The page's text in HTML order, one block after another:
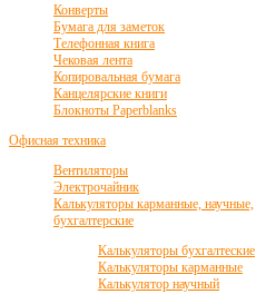
Конверты
Бумага для заметок
Телефонная книга
Чековая лента
Копировальная бумага
Канцелярские книги
Блокноты Paperblanks
Офисная техника
Вентиляторы
Электрочайник
Калькуляторы карманные, научные,
бухгалтерские
Калькуляторы бухгалтеские
Калькуляторы карманные
Калькулятор научный